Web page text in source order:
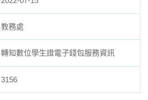
教務處
轉知數位學生證電子錢包服務資訊
3156